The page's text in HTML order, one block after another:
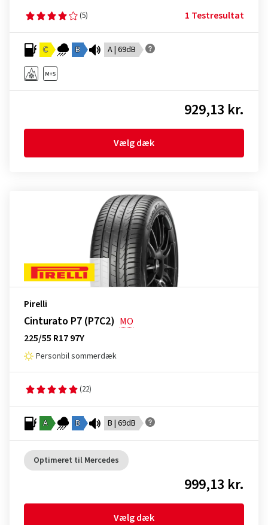
(5) 1 Testresultat
C B A | 69dB
929,13 kr.
Vælg dæk
Pirelli
Cinturato P7 (P7C2) MO
225/55 R17 97Y
Personbil sommerdæk
(22)
A B B | 69dB
Optimeret til Mercedes
999,13 kr.
Vælg dæk